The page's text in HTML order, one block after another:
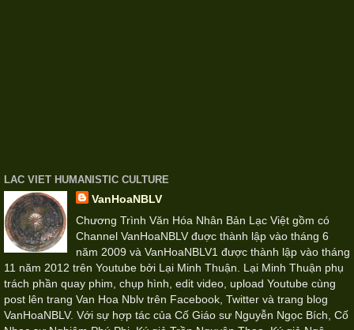
LAC VIET HUMANISTIC CULTURE
VanHoaNBLV
Chương Trình Văn Hóa Nhân Bản Lạc Việt gồm có
Channel VanHoaNBLV đuợc thành lập vào tháng 6
năm 2009 và VanHoaNBLV1 được thành lập vào tháng
11 năm 2012 trên Youtube bởi Lại Minh Thuận. Lại Minh Thuận phụ
trách phần quay phim, chụp hình, edit video, upload Youtube cùng
post lên trang Van Hoa Nblv trên Facebook, Twitter và trang blog
VanHoaNBLV. Với sự hợp tác của Cố Giáo sư Nguyễn Ngọc Bích, Cố